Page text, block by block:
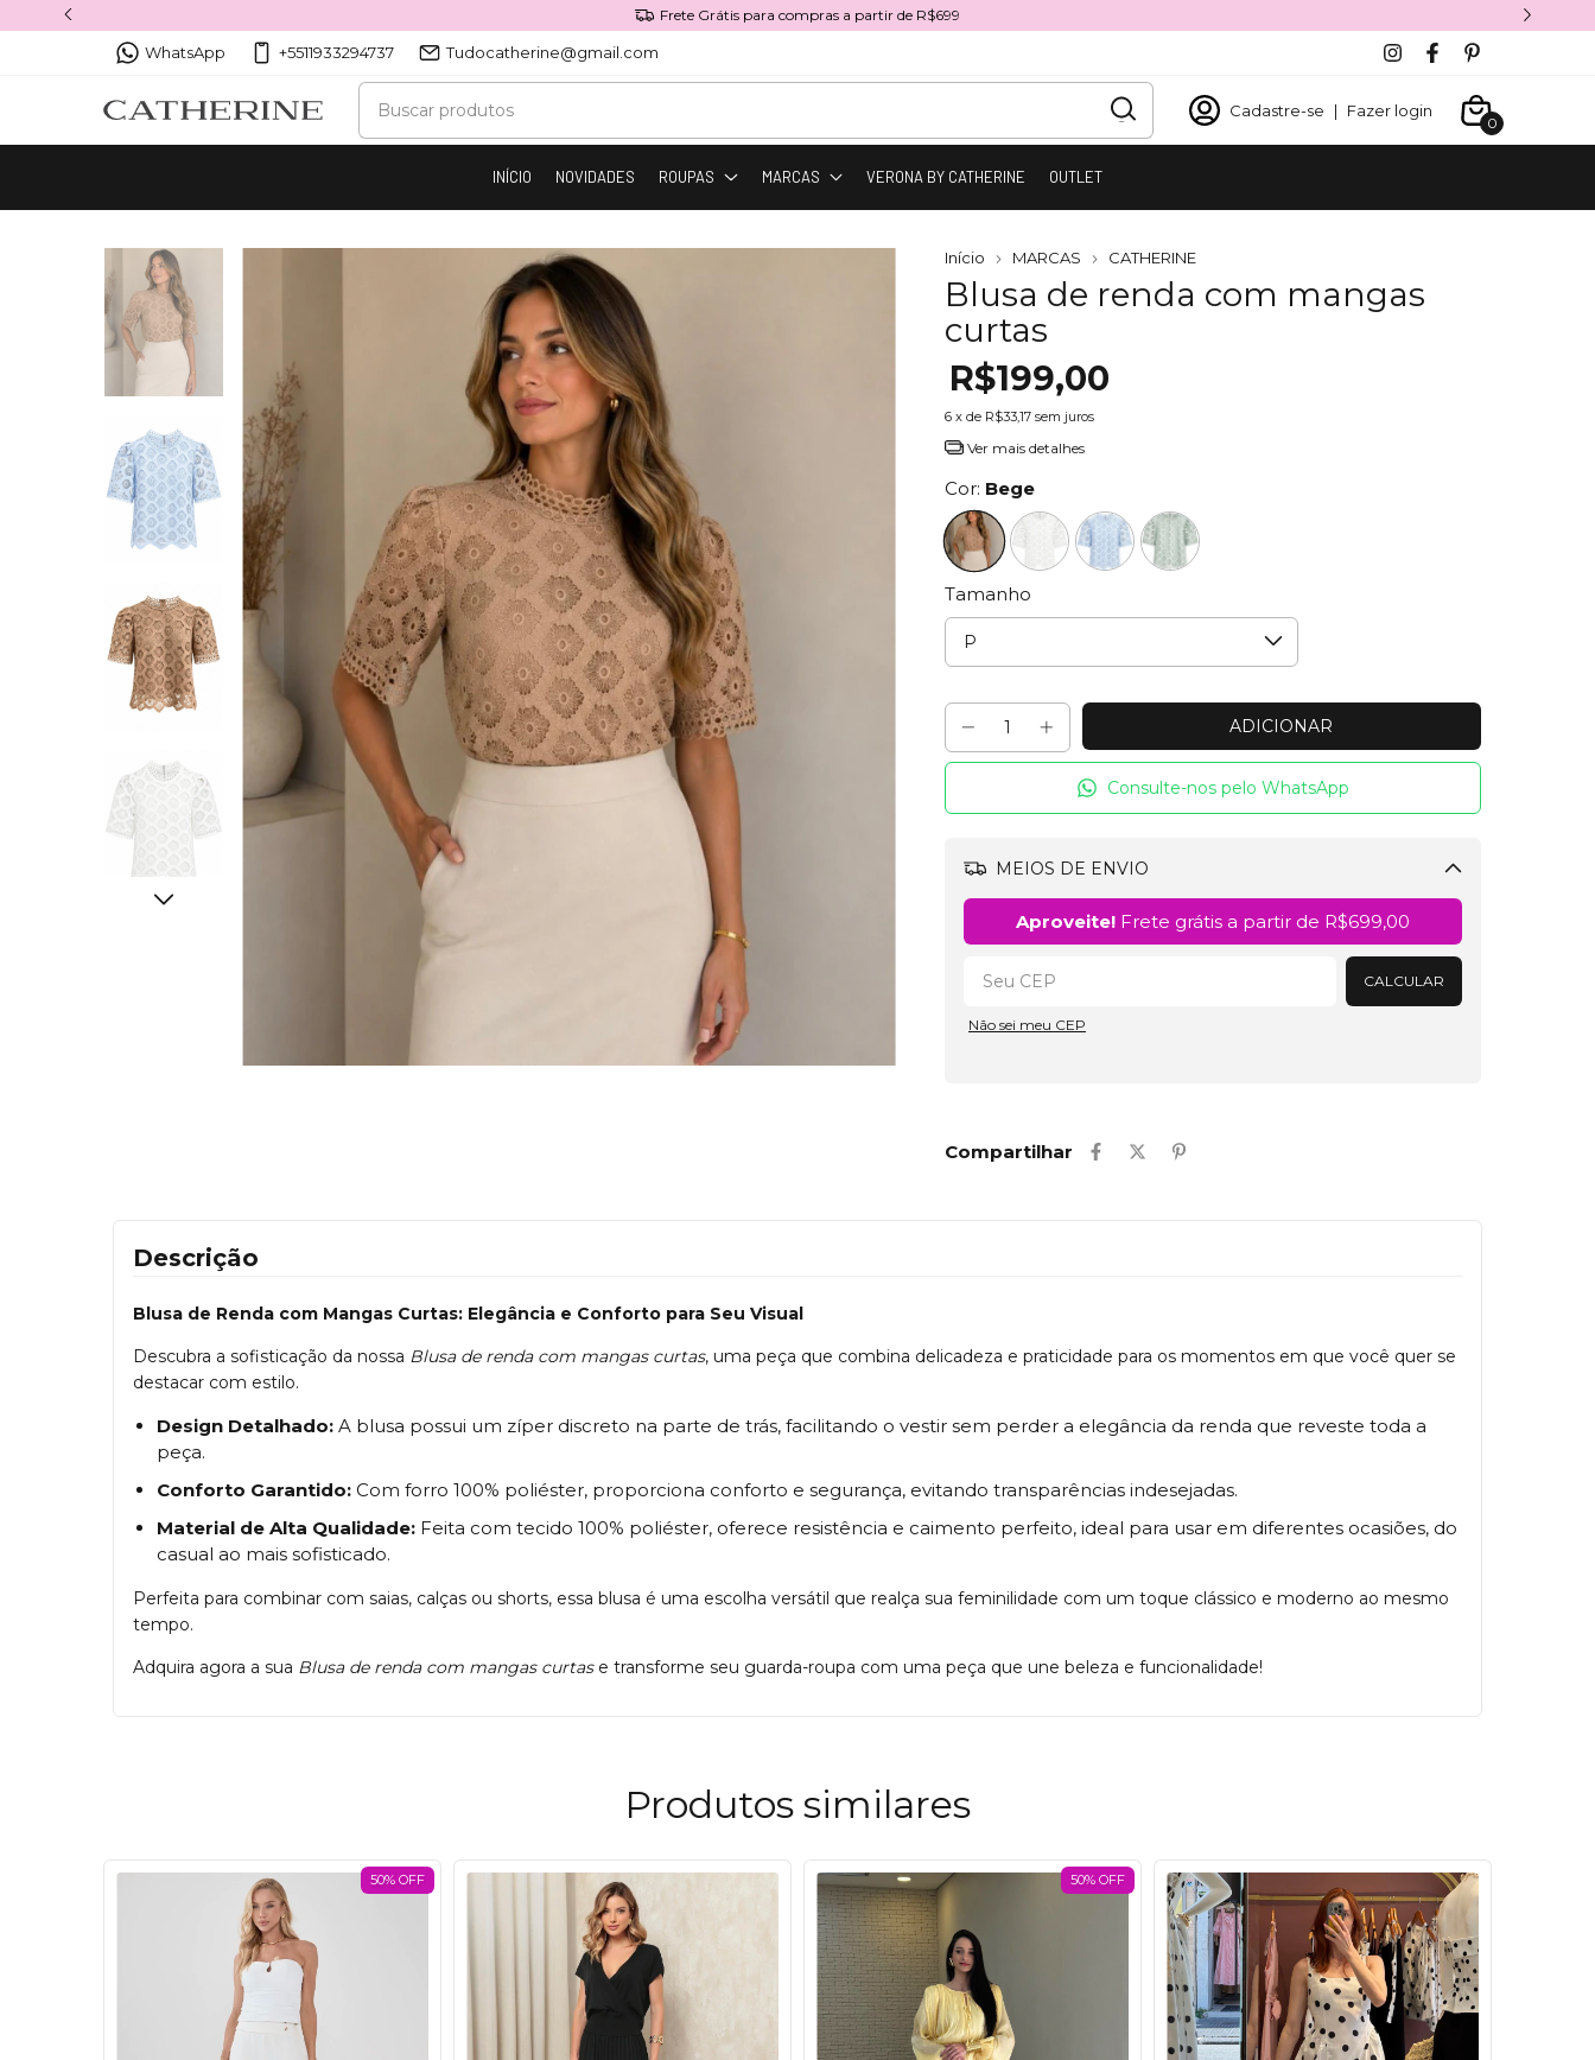
Frete Grátis para compras a partir de R$699
WhatsApp +5511933294737 Tudocatherine@gmail.com
Cadastre-se | Fazer login
0
INÍCIO NOVIDADES ROUPAS MARCAS VERONA BY CATHERINE OUTLET
Início MARCAS CATHERINE
Blusa de renda com mangas
curtas
R$199,00
6 x de R$33,17 sem juros
Ver mais detalhes
Cor: Bege
Tamanho
Consulte-nos pelo WhatsApp
MEIOS DE ENVIO
Aproveite! Frete grátis a partir de R$699,00
CALCULAR
Não sei meu CEP
Compartilhar
Descrição
Blusa de Renda com Mangas Curtas: Elegância e Conforto para Seu Visual
Descubra a sofisticação da nossa Blusa de renda com mangas curtas, uma peça que combina delicadeza e praticidade para os momentos em que você quer se
destacar com estilo.
Design Detalhado: A blusa possui um zíper discreto na parte de trás, facilitando o vestir sem perder a elegância da renda que reveste toda a
peça.
Conforto Garantido: Com forro 100% poliéster, proporciona conforto e segurança, evitando transparências indesejadas.
Material de Alta Qualidade: Feita com tecido 100% poliéster, oferece resistência e caimento perfeito, ideal para usar em diferentes ocasiões, do
casual ao mais sofisticado.
Perfeita para combinar com saias, calças ou shorts, essa blusa é uma escolha versátil que realça sua feminilidade com um toque clássico e moderno ao mesmo
tempo.
Adquira agora a sua Blusa de renda com mangas curtase transforme seu guarda-roupa com uma peça que une beleza e funcionalidade!
Produtos similares
50% OFF 50% OFF